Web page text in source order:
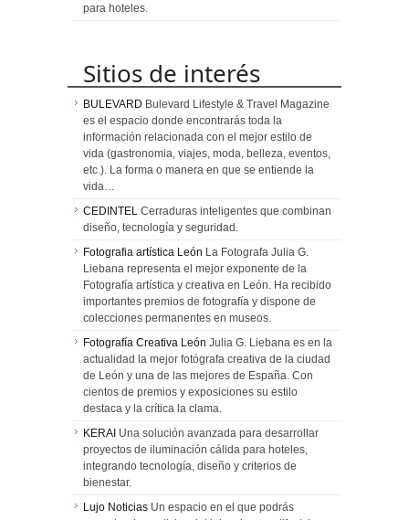
para hoteles.
Sitios de interés
BULEVARD Bulevard Lifestyle & Travel Magazine
es el espacio donde encontrarás toda la
información relacionada con el mejor estilo de
vida (gastronomia, viajes, moda, belleza, eventos,
etc.). La forma o manera en que se entiende la
vida…
CEDINTEL Cerraduras inteligentes que combinan
diseño, tecnología y seguridad.
Fotografia artística León La Fotografa Julia G.
Liebana representa el mejor exponente de la
Fotografía artística y creativa en León. Ha recibido
importantes premios de fotografía y dispone de
colecciones permanentes en museos.
Fotografía Creativa León Julia G. Liebana es en la
actualidad la mejor fotógrafa creativa de la ciudad
de León y una de las mejores de España. Con
cientos de premios y exposiciones su estilo
destaca y la crítica la clama.
KERAI Una solución avanzada para desarrollar
proyectos de iluminación cálida para hoteles,
integrando tecnología, diseño y criterios de
bienestar.
Lujo Noticias Un espacio en el que podrás